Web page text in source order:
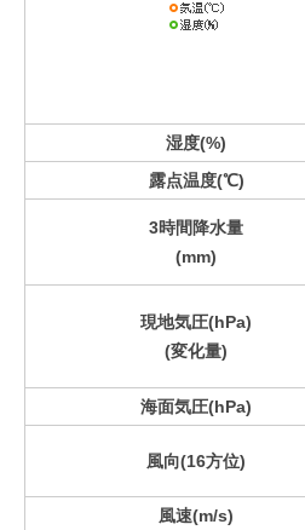
湿度(%)
露点温度(℃)
3時間降水量
(mm)
現地気圧(hPa)
(変化量)
海面気圧(hPa)
風向(16方位)
風速(m/s)